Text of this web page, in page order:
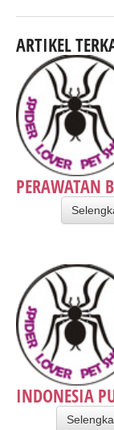
ARTIKEL
PERAWATAN
INDONESIA